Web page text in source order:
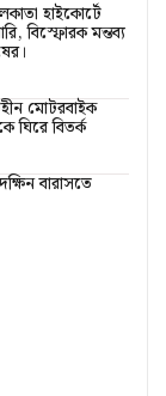
হাইকোর্টে
বিস্ফোরক মন্তব্য
মোটরবাইক
ঘিরে বিতর্ক
বারাসতে